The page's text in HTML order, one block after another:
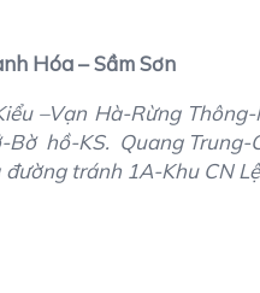
Hóa – Sầm Sơn
–Vạn Hà-Rừng
hồ-KS. Quang Trung-
tránh 1A-Khu CN